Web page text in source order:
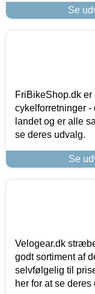
Se
FriBikeShop.dk
cykelforretninger -
landet og er alle
se deres udvalg.
Se
Velogear.dk
godt sortiment af
selvfølgelig til
her for at se deres